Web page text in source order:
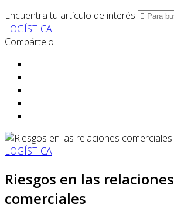
Encuentra tu artículo de interés
LOGÍSTICA
Compártelo
LOGÍSTICA
Riesgos en las relaciones
comerciales